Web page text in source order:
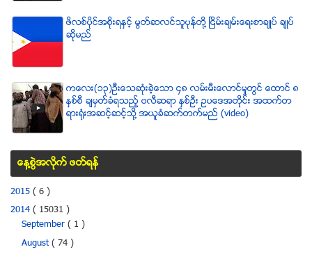
ဖိလစ္ပိုင္အစိုးရႏွင့္ မြတ္ဆလင္သူပုန္တို႔ ၿငိမ္းခ်မ္းေရးစာခ်ဳပ္ ခ်ဳပ္
ဆိုမည္
ကေလး(၁၃)ဦးေသဆံုးခဲ့ေသာ ၄၈ လမ္းမီးေလာင္မႈတြင္ ေထာင္ ၈
ႏွစ္စီ ခ်မွတ္ခံရသည့္ ဗလီဆရာ ႏွစ္ဦး ဥပေဒအတိုင္း အထက္တ
ရားရံုးအဆင့္ဆင့္သို႔ အယူခံဆက္တက္မည္ (video)
ေန႔စြဲအလိုက္ ဖတ္ရန္
2015 ( 6 )
2014 ( 15031 )
September ( 1 )
August( 74 )